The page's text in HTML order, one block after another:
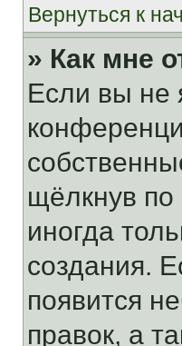
Вернуться к
» Как мне
Если вы не
щёлкнув по
иногда
создания.
появится
правок, а